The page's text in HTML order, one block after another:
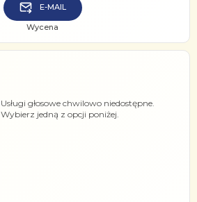
E-MAIL
Wycena
Usługi głosowe chwilowo niedostępne.
Wybierz jedną z opcji poniżej.